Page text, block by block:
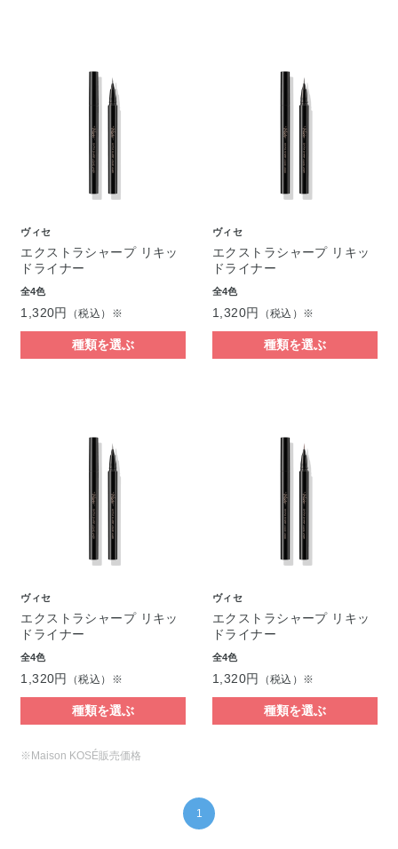
ヴィセ
エクストラシャープ リキッ
ドライナー
全4色
1,320円 （税込）※
種類を選ぶ
ヴィセ
エクストラシャープ リキッ
ドライナー
全4色
1,320円 （税込）※
種類を選ぶ
ヴィセ
エクストラシャープ リキッ
ドライナー
全4色
1,320円 （税込）※
種類を選ぶ
ヴィセ
エクストラシャープ リキッ
ドライナー
全4色
1,320円 （税込）※
種類を選ぶ
※Maison KOSÉ販売価格
1